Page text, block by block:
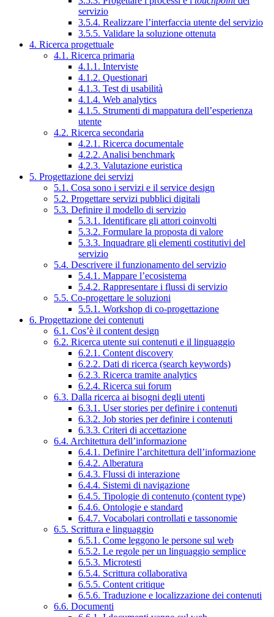
servizio
3.5.4. Realizzare l’interfaccia utente del servizio
3.5.5. Validare la soluzione ottenuta
4. Ricerca progettuale
4.1. Ricerca primaria
4.1.1. Interviste
4.1.2. Questionari
4.1.3. Test di usabilità
4.1.4. Web analytics
4.1.5. Strumenti di mappatura dell’esperienza
utente
4.2. Ricerca secondaria
4.2.1. Ricerca documentale
4.2.2. Analisi benchmark
4.2.3. Valutazione euristica
5. Progettazione dei servizi
5.1. Cosa sono i servizi e il service design
5.2. Progettare servizi pubblici digitali
5.3. Definire il modello di servizio
5.3.1. Identificare gli attori coinvolti
5.3.2. Formulare la proposta di valore
5.3.3. Inquadrare gli elementi costitutivi del
servizio
5.4. Descrivere il funzionamento del servizio
5.4.1. Mappare l’ecosistema
5.4.2. Rappresentare i flussi di servizio
5.5. Co-progettare le soluzioni
5.5.1. Workshop di co-progettazione
6. Progettazione dei contenuti
6.1. Cos’è il content design
6.2. Ricerca utente sui contenuti e il linguaggio
6.2.1. Content discovery
6.2.2. Dati di ricerca (search keywords)
6.2.3. Ricerca tramite analytics
6.2.4. Ricerca sui forum
6.3. Dalla ricerca ai bisogni degli utenti
6.3.1. User stories per definire i contenuti
6.3.2. Job stories per definire i contenuti
6.3.3. Criteri di accettazione
6.4. Architettura dell’informazione
6.4.1. Definire l’architettura dell’informazione
6.4.2. Alberatura
6.4.3. Flussi di interazione
6.4.4. Sistemi di navigazione
6.4.5. Tipologie di contenuto (content type)
6.4.6. Ontologie e standard
6.4.7. Vocabolari controllati e tassonomie
6.5. Scrittura e linguaggio
6.5.1. Come leggono le persone sul web
6.5.2. Le regole per un linguaggio semplice
6.5.3. Microtesti
6.5.4. Scrittura collaborativa
6.5.5. Content critique
6.5.6. Traduzione e localizzazione dei contenuti
6.6. Documenti